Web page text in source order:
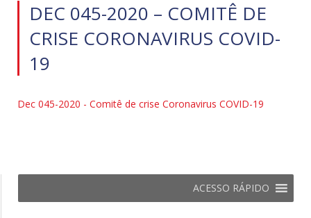
DEC 045-2020 – COMITÊ DE
CRISE CORONAVIRUS COVID-
19
Dec 045-2020 - Comitê de crise Coronavirus COVID-19
ACESSO RÁPIDO